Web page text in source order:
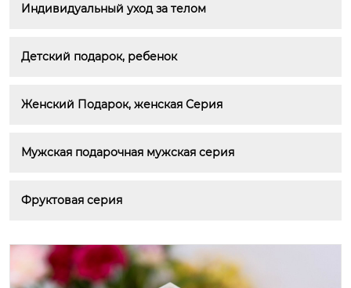
Индивидуальный уход за телом
Детский подарок, ребенок
Женский Подарок, женская Серия
Мужская подарочная мужская серия
Фруктовая серия